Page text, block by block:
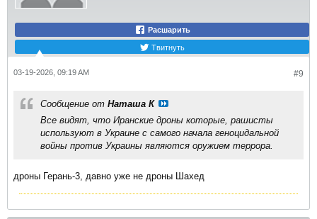
Расшарить
Твитнуть
#9
03-19-2026, 09:19 AM
Сообщение от Наташа К
Все видят, что Иранские дроны которые, рашисты
используют в Украине с самого начала геноцидальной
войны против Украины являются оружием террора.
дроны Герань-3, давно уже не дроны Шахед